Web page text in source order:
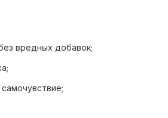
вредных добавок;
фон;